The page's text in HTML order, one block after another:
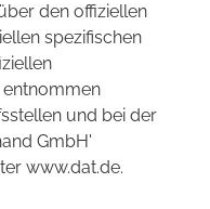
den offiziellen
spezifischen
und bei der
GmbH'
www.dat.de.